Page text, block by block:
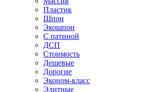
Пластик
Шпон
Экошпон
С патиной
ДСП
Стоимость
Дешевые
Дорогие
Эконом-класс
Элитные